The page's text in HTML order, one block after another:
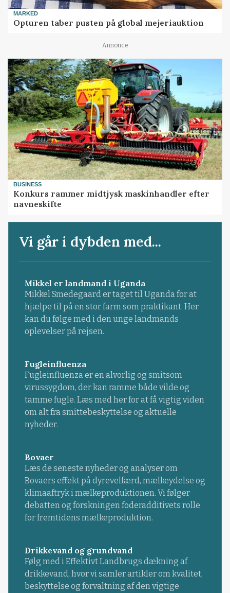
MARKED
Opturen taber pusten på global mejeriauktion
Annonce
BUSINESS
Konkurs rammer midtjysk maskinhandler efter
navneskifte
Vi går i dybden med...
Mikkel er landmand i Uganda
Mikkel Smedegaard er taget til Uganda for at
hjælpe til på en stor farm som praktikant. Her
kan du følge med i den unge landmands
oplevelser på rejsen.
Fugleinfluenza
Fugleinfluenza er en alvorlig og smitsom
virussygdom, der kan ramme både vilde og
tamme fugle. Læs med her for at få vigtig viden
om alt fra smittebeskyttelse og aktuelle
nyheder.
Bovaer
Læs de seneste nyheder og analyser om
Bovaers effekt på dyrevelfærd, mælkeydelse og
klimaaftryk i mælkeproduktionen. Vi følger
debatten og forskningen foderadditivets rolle
for fremtidens mælkeproduktion.
Drikkevand og grundvand
Følg med i Effektivt Landbrugs dækning af
drikkevand, hvor vi samler artikler om kvalitet,
beskyttelse og forvaltning af den vigtige